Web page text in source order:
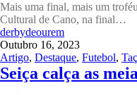
Mais uma final, mais um
Cultural de Cano, na final…
derbydeourem
Outubro 16, 2023
Artigo, Destaque, Futebol,
Seiça calça as